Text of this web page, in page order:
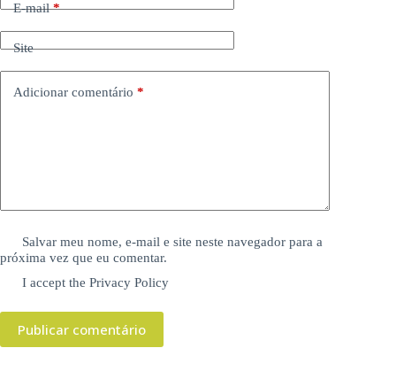
E-mail*
Site
Adicionar comentário *
Salvar meu nome, e-mail e site neste navegador para a
próxima vez que eu comentar.
I accept thePrivacy Policy
Publicar comentário